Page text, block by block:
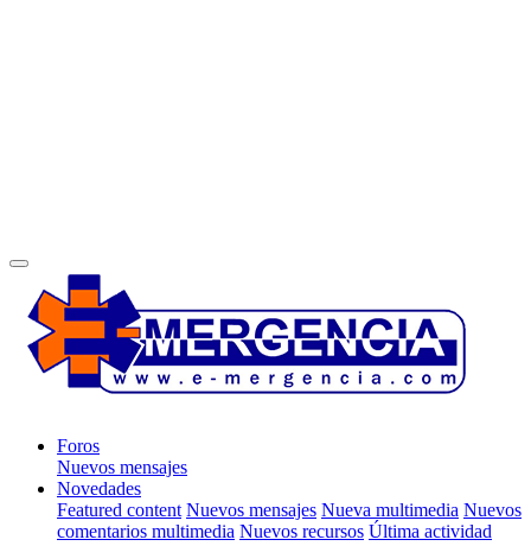
Foros
Nuevos mensajes
Novedades
Featured content Nuevos mensajes Nueva multimedia Nuevos
comentarios multimedia Nuevos recursos Última actividad